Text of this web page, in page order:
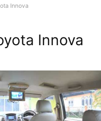
Innova
Innova